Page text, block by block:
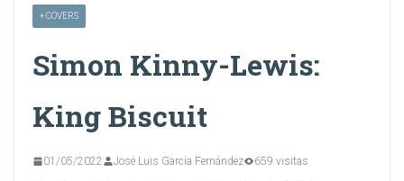
+ COVERS
Simon Kinny-Lewis:
King Biscuit
01/05/2022 José Luis García Fernández 659 visitas